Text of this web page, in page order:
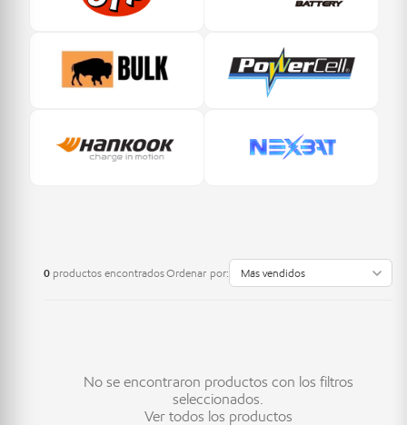
0 productos encontradosOrdenar por:
No se encontraron productos con los filtros
seleccionados.
Ver todos los productos